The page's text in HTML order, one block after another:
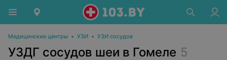
Медицинские центры • УЗИ • УЗИ сосудов
УЗДГ сосудов шеи в Гомеле 5